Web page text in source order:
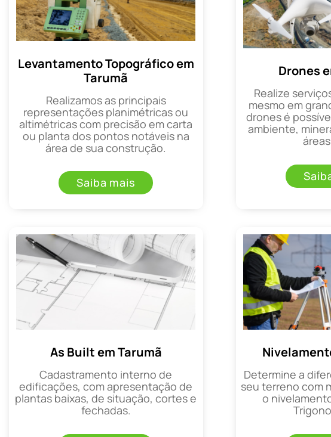
Levantamento Topográfico em
Tarumã
Realizamos as principais
representações planimétricas ou
altimétricas com precisão em carta
ou planta dos pontos notáveis na
área de sua construção.
Saiba mais
Drones
Realize
mesmo em
drones é
ambiente,
As Built em Tarumã
Cadastramento interno de
edificações, com apresentação de
plantas baixas, de situação, cortes e
fechadas.
Determine a
seu terreno com
o